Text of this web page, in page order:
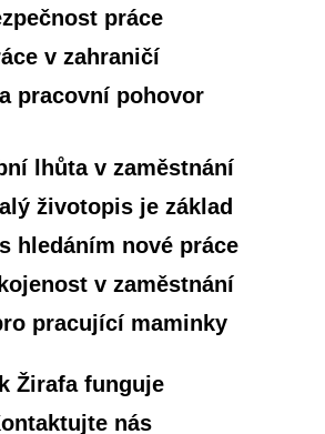
práce
v zahraničí
pracovní pohovor
lhůta v zaměstnání
životopis je základ
hledáním nové práce
v zaměstnání
pracující maminky
Žirafa funguje
nás